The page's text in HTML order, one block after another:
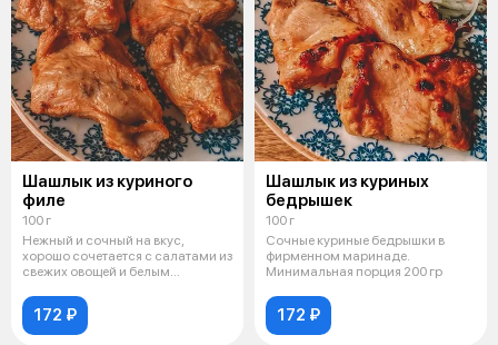
Шашлык из куриного
филе
100 г
Нежный и сочный на вкус,
хорошо сочетается с салатами из
свежих овощей и белым
172 ₽
Шашлык из куриных
бедрышек
100 г
Сочные куриные бедрышки в
фирменном маринаде.
Минимальная порция 200 гр
172 ₽